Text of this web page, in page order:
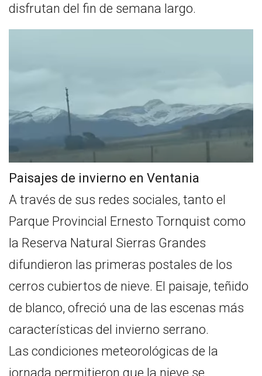
disfrutan del fin de semana largo.
Paisajes de invierno en Ventania
A través de sus redes sociales, tanto el
Parque Provincial Ernesto Tornquist como
la Reserva Natural Sierras Grandes
difundieron las primeras postales de los
cerros cubiertos de nieve. El paisaje, teñido
de blanco, ofreció una de las escenas más
características del invierno serrano.
Las condiciones meteorológicas de la
jornada permitieron que la nieve se